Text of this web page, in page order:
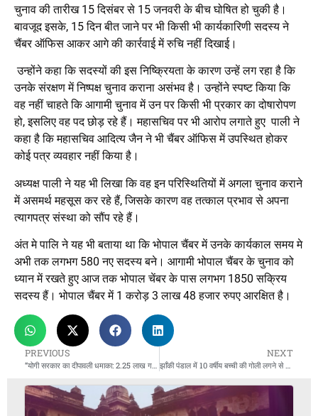
चुनाव की तारीख 15 दिसंबर से 15 जनवरी के बीच घोषित हो चुकी है।
बावजूद इसके, 15 दिन बीत जाने पर भी किसी भी कार्यकारिणी सदस्य ने
चैंबर ऑफिस आकर आगे की कार्रवाई में रुचि नहीं दिखाई।
उन्होंने कहा कि सदस्यों की इस निष्क्रियता के कारण उन्हें लग रहा है कि
उनके संरक्षण में निष्पक्ष चुनाव कराना असंभव है। उन्होंने स्पष्ट किया कि
वह नहीं चाहते कि आगामी चुनाव में उन पर किसी भी प्रकार का दोषारोपण
हो, इसलिए वह पद छोड़ रहे हैं। महासचिव पर भी आरोप लगाते हुए पाली ने
कहा है कि महासचिव आदित्य जैन ने भी चैंबर ऑफिस में उपस्थित होकर
कोई पत्र व्यवहार नहीं किया है।
अध्यक्ष पाली ने यह भी लिखा कि वह इन परिस्थितियों में अगला चुनाव कराने
में असमर्थ महसूस कर रहे हैं, जिसके कारण वह तत्काल प्रभाव से अपना
त्यागपत्र संस्था को सौंप रहे हैं।
अंत मे पालि ने यह भी बताया था कि भोपाल चैंबर में उनके कार्यकाल समय मे
अभी तक लगभग 580 नए सदस्य बने। आगामी भोपाल चैंबर के चुनाव को
ध्यान में रखते हुए आज तक भोपाल चेंबर के पास लगभग 1850 सक्रिय
सदस्य हैं। भोपाल चैंबर में 1 करोड़ 3 लाख 48 हजार रुपए आरक्षित है।
PREVIOUS
“योगी सरकार का दीपावली धमाका: 2.25 लाख गरीब परिवारों को फ्री सिलेंडर, 300 रुपये सब्सिडी!”
NEXT
झाँकी पंडाल में 10 वर्षीय बच्ची की गोली लगने से मौत, भंडारे की तैयारी देखने गई थी रिया